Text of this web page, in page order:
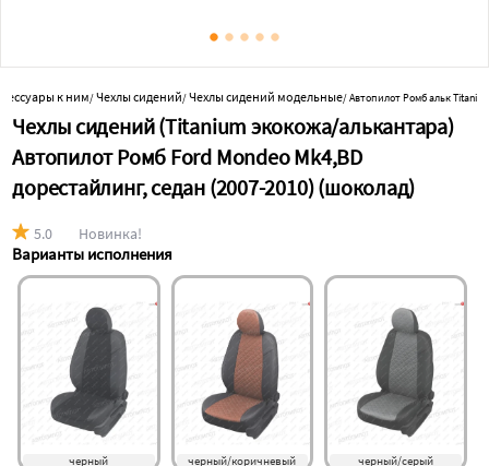
к ним/Чехлы сидений/Чехлы сидений модельные/Автопилот Ромб альк
Чехлы сидений (Titanium экокожа/алькантара)
Автопилот Ромб Ford Mondeo Mk4,BD
дорестайлинг, седан (2007-2010) (шоколад)
5.0 Новинка!
Варианты исполнения
черный черный/коричневый черный/серый